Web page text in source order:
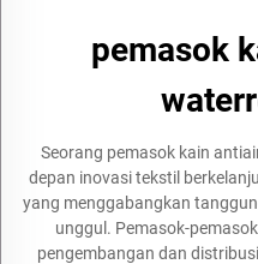
pemasok
Seorang pemasok kain
depan inovasi tekstil
yang menggabangkan
unggul. Pemasok-
pengembangan dan